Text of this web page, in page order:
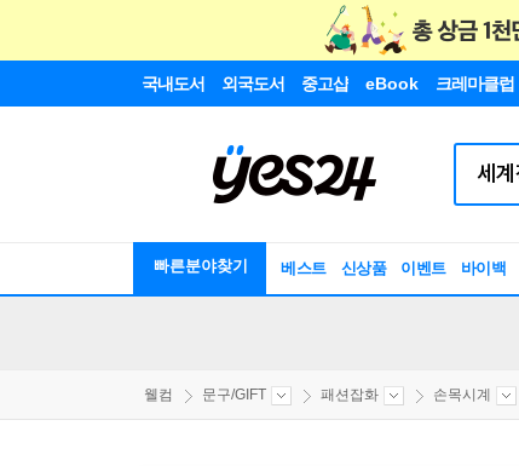
국내도서 외국도서 중고샵 eBook 크레마클럽
빠른분야찾기 베스트 신상품 이벤트 바이백
웰컴 문구/GIFT 패션잡화 손목시계